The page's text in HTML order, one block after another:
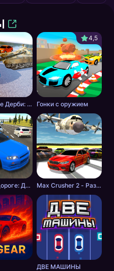
Российское Дерби: Столкновение
4,5
Гонки с оружием
Суета на дороге: Дикие шашки Max Crusher 2 - Разрушения, Дрифт и Гонки!
ДВЕ МАШИНЫ